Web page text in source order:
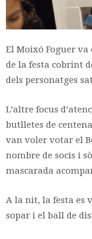
El Moixó Foguer
de la festa cobrint
dels personatges
L’altre focus
butlletes de
van voler votar el
nombre de socis i
mascarada
A la nit, la festa es
sopar i el ball de